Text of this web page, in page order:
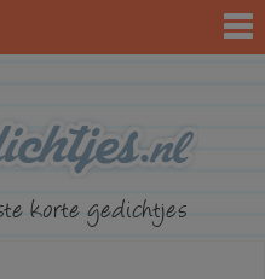
korte gedichtjes